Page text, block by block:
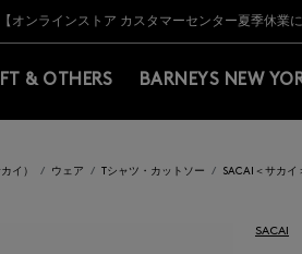
BARNEYS＞会員のお客様は11,000円（税込
【夏季休業に伴う出荷一時停止のお
【オンラインストア カスタマーセンター夏季休業
【夏季休業に伴う返品・交換承り一時停止
熊本県を中心とした地震の影響によるお
【開催中】SUMMER SALEのご案
BARNEYS＞会員のお客様は11,000円（税込
【夏季休業に伴う出荷一時停止のお
& OTHERS BARNEYS NEW
イ） ウェア Tシャツ・カットソー SACAI＜サカイ
SACAI